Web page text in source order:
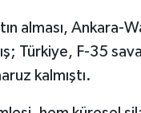
alması, Ankara-
Türkiye, F-35
kalmıştı.